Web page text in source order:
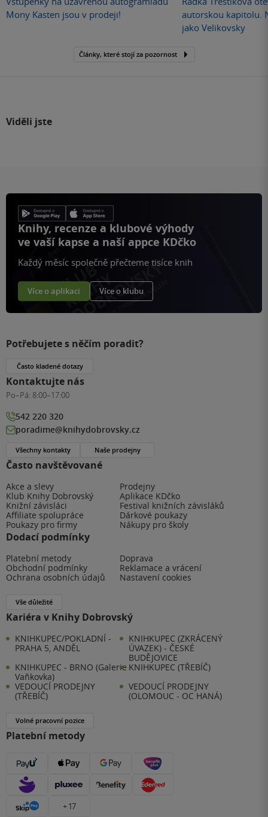
Mony Kasten jsou v prodeji!
autorskou kapitolu.
jako Velikovsky
Články, které stojí za pozornost
Viděli jste
Knihy, recenze a klubové výhody
ve vaší kapse a naší appce KDčko
Každý měsíc společně přečteme tisíce knih
Více o aplikaci Více o klubu
Často navštěvované
Akce a slevy
Prodejny
Klub Knihy Dobrovský
Aplikace KDčko
Knižní závisláci
Festival knižních závisláků
Affiliate spolupráce
Dárkové poukazy
Poukazy pro firmy
Nákupy pro školy
Dodací podmínky
Platební metody
Doprava
Obchodní podmínky
Reklamace a vrácení
Ochrana osobních údajů
Nastavení cookies
Vše důležité
Kariéra v Knihy Dobrovský
KNIHKUPEC/POKLADNÍ -
PRAHA 5, ANDĚL
KNIHKUPEC (ZKRÁCENÝ
ÚVAZEK) - ČESKÉ
BUDĚJOVICE
KNIHKUPEC - BRNO (Galerie
Vaňkovka)
KNIHKUPEC (TŘEBÍČ)
VEDOUCÍ PRODEJNY
(TŘEBÍČ)
VEDOUCÍ PRODEJNY
(OLOMOUC - OC HANÁ)
Volné pracovní pozice
Platební metody
+ 17
Potřebujete s něčím poradit?
Často kladené dotazy
Kontaktujte nás
Po–Pá: 8:00–17:00
542 220 320
poradime@knihydobrovsky.cz
Všechny kontakty Naše prodejny